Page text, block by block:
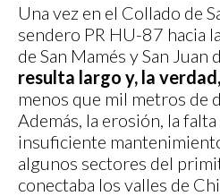
Una vez en el Collado de
sendero PR HU-87 hacia
de San Mamés y San Juan
resulta largo y, la
menos que mil metros de
Además, la erosión, la
insuficiente
algunos sectores del
conectaba los valles de